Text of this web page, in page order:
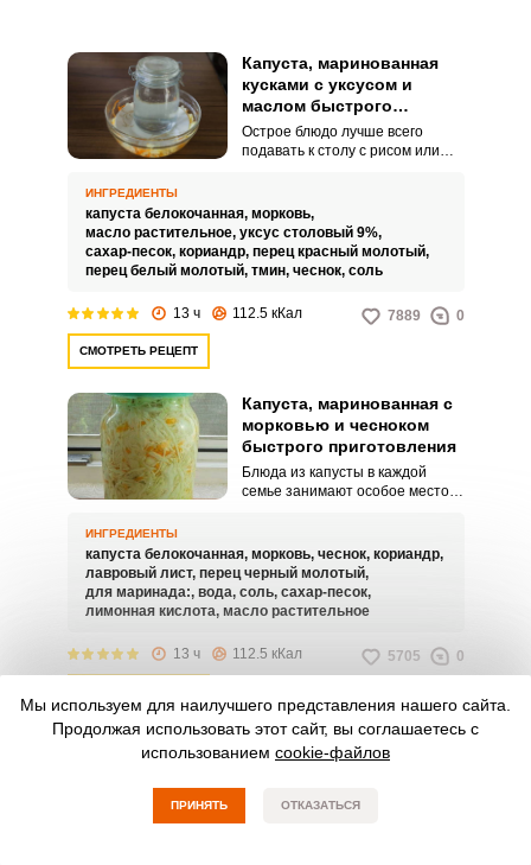
Капуста, маринованная
кусками с уксусом и
маслом быстрого
приготовления
Острое блюдо лучше всего
подавать к столу с рисом или
жгучим, лучше всего добавить в
капусту стручок перца чили.
ИНГРЕДИЕНТЫ
капуста белокочанная, морковь,
масло растительное, уксус столовый 9%,
сахар-песок, кориандр, перец красный молотый,
перец белый молотый, тмин, чеснок, соль
13 ч 112.5 кКал 7889 0
СМОТРЕТЬ РЕЦЕПТ
Капуста, маринованная с
морковью и чесноком
быстрого приготовления
Блюда из капусты в каждой
семье занимают особое место.
ИНГРЕДИЕНТЫ
капуста белокочанная, морковь, чеснок, кориандр,
лавровый лист, перец черный молотый,
для маринада:, вода, соль, сахар-песок,
лимонная кислота, масло растительное
13 ч 112.5 кКал 5705 0
Капуста, маринованная с
морковью и маслом
быстрого приготовления
Овощи всегда присутствуют на
Мы используем для наилучшего представления нашего сайта.
Продолжая использовать этот сайт, вы соглашаетесь с
использованием cookie-файлов
ПРИНЯТЬ ОТКАЗАТЬСЯ